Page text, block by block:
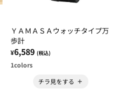
ＹＡＭＡＳＡウォッチタイプ万
歩計
¥6,589 (税込)
1colors
チラ見をする